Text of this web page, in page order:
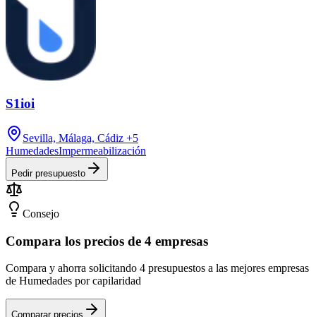
S1ioi
Sevilla, Málaga, Cádiz +5
HumedadesImpermeabilización
Pedir presupuesto
Consejo
Compara los precios de 4 empresas
Compara y ahorra solicitando 4 presupuestos a las mejores empresas
de Humedades por capilaridad
Comparar precios